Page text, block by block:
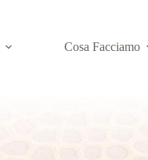
Cosa Facciamo